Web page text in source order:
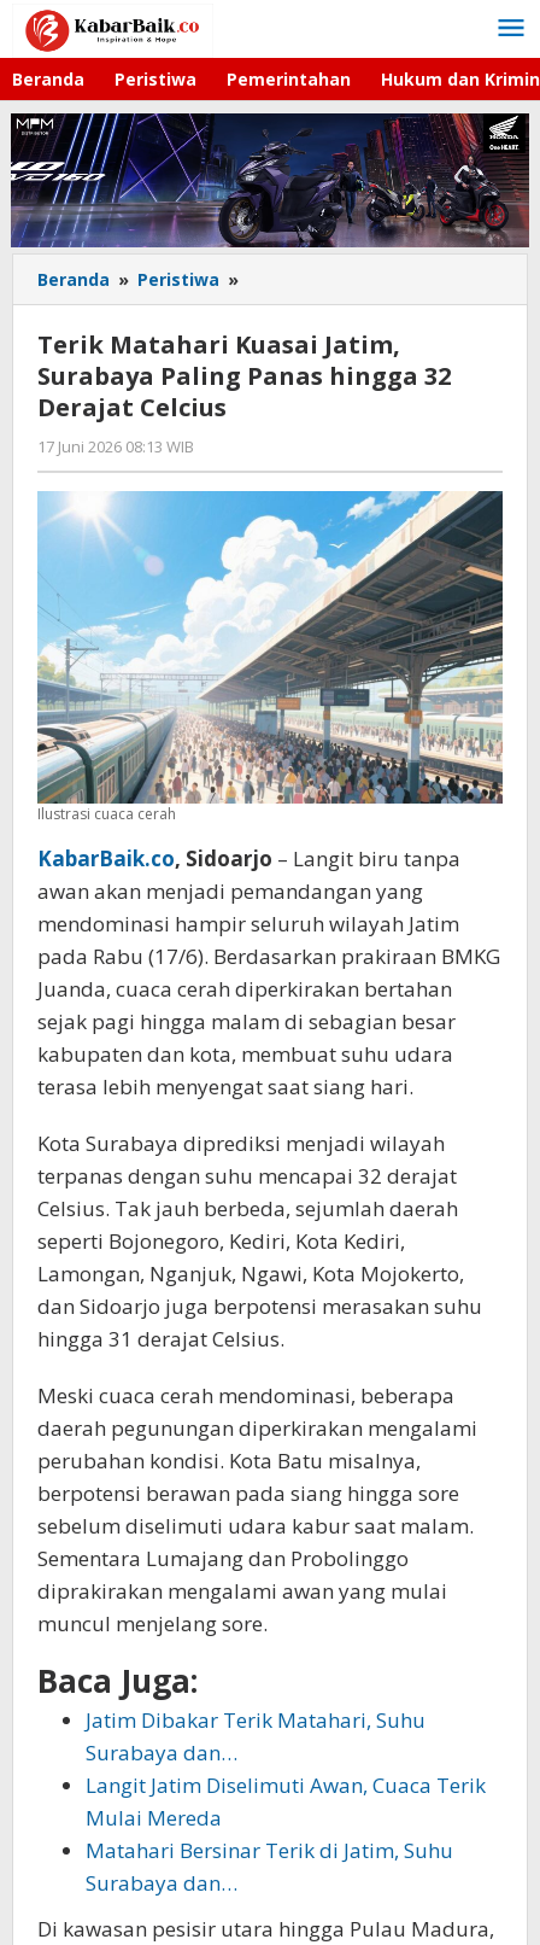
Lewati
konten
Beranda Peristiwa Pemerintahan Hukum dan
Beranda » Peristiwa »
Matahari
Jatim,
Surabaya
Celcius
Terik Matahari Kuasai Jatim,
Surabaya Paling Panas hingga 32
Derajat Celcius
17 Juni 2026 08:13 WIB
Imam
WD
Ilustrasi cuaca cerah
KabarBaik.co, Sidoarjo – Langit biru tanpa
awan akan menjadi pemandangan yang
mendominasi hampir seluruh wilayah Jatim
pada Rabu (17/6). Berdasarkan prakiraan BMKG
Juanda, cuaca cerah diperkirakan bertahan
sejak pagi hingga malam di sebagian besar
kabupaten dan kota, membuat suhu udara
terasa lebih menyengat saat siang hari.
Kota Surabaya diprediksi menjadi wilayah
terpanas dengan suhu mencapai 32 derajat
Celsius. Tak jauh berbeda, sejumlah daerah
seperti Bojonegoro, Kediri, Kota Kediri,
Lamongan, Nganjuk, Ngawi, Kota Mojokerto,
dan Sidoarjo juga berpotensi merasakan suhu
hingga 31 derajat Celsius.
Meski cuaca cerah mendominasi, beberapa
daerah pegunungan diperkirakan mengalami
perubahan kondisi. Kota Batu misalnya,
berpotensi berawan pada siang hingga sore
sebelum diselimuti udara kabur saat malam.
Sementara Lumajang dan Probolinggo
diprakirakan mengalami awan yang mulai
muncul menjelang sore.
Baca Juga:
Jatim Dibakar Terik Matahari, Suhu
Surabaya dan…
Langit Jatim Diselimuti Awan, Cuaca Terik
Mulai Mereda
Matahari Bersinar Terik di Jatim, Suhu
Surabaya dan…
Di kawasan pesisir utara hingga Pulau Madura,